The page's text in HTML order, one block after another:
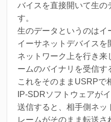
バイスを直接開いて生の
す。
生のデータというのはイ
イーサネットデバイスを
ネットワーク上を行き来
ームのバイナリを受信す
これをそのままUSRPで
IP-SDRソフトウェアが
送信すると、相手側ネッ
レームがそのまま転送さ